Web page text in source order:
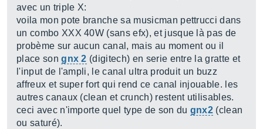
avec un triple X:
voila mon pote branche sa musicman pettrucci dans
un combo XXX 40W (sans efx), et jusque là pas de
probème sur aucun canal, mais au moment ou il
place songnx 2 (digitech) en serie entre la gratte et
l'input de l'ampli, le canal ultra produit un buzz
affreux et super fort qui rend ce canal injouable. les
autres canaux (clean et crunch) restent utilisables.
ceci avec n'importe quel type de son du gnx2 (clean
ou saturé).